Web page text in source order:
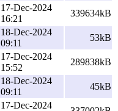
17-Dec-2024
16:21
339634kB
18-Dec-2024
09:11
53kB
17-Dec-2024
15:52
289838kB
18-Dec-2024
09:11
45kB
17-Dec-2024